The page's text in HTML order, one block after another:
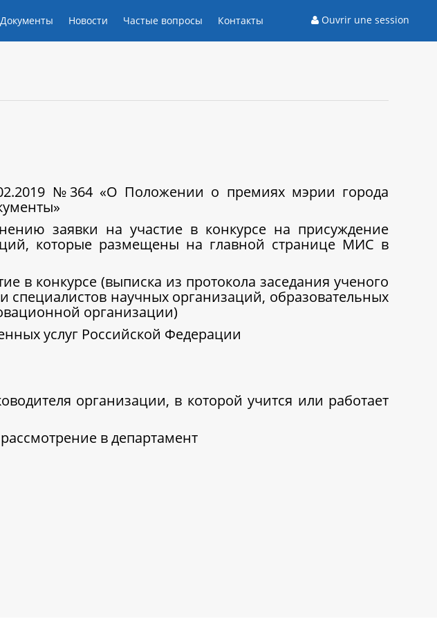
Документы Новости Частые вопросы Контакты Ouvrir une session
№364 «О Положении о премиях мэрии города
заявки на участие в конкурсе на присуждение
которые размещены на главной странице МИС в
в конкурсе (выписка из протокола заседания ученого
специалистов научных организаций, образовательных
организации)
услуг Российской Федерации
организации, в которой учится или работает
в департамент